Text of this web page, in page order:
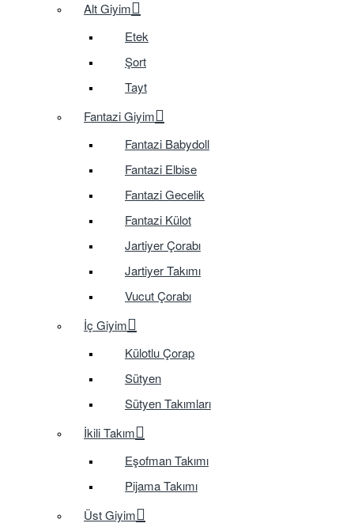
Alt Giyim
Etek
Şort
Tayt
Fantazi Giyim
Fantazi Babydoll
Fantazi Elbise
Fantazi Gecelik
Fantazi Külot
Jartiyer Çorabı
Jartiyer Takımı
Vucut Çorabı
İç Giyim
Külotlu Çorap
Sütyen
Sütyen Takımları
İkili Takım
Eşofman Takımı
Pijama Takımı
Üst Giyim